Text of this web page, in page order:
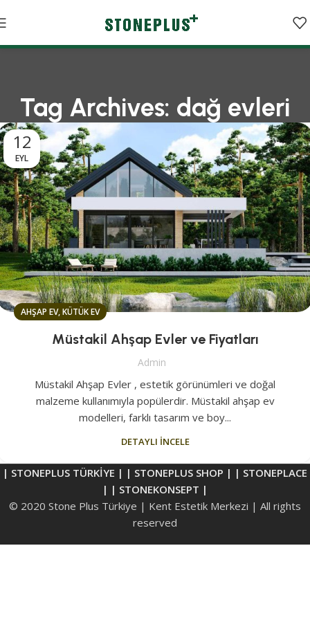
Tag Archives: dağ evleri
12
EYL
AHŞAP EV, KÜTÜK EV
Müstakil Ahşap Evler ve Fiyatları
Admin
Müstakil Ahşap Evler , estetik görünümleri ve doğal
malzeme kullanımıyla popülerdir. Müstakil ahşap ev
modelleri, farklı tasarım ve boy...
DETAYLI İNCELE
| STONEPLUS TÜRKİYE | | STONEPLUS SHOP | | STONEPLACE
| | STONEKONSEPT |
© 2020 Stone Plus Türkiye | Kent Estetik Merkezi | All rights
reserved